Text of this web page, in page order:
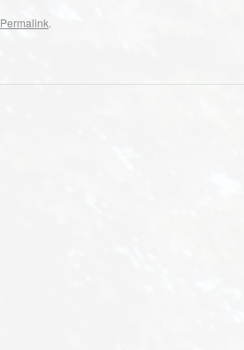
Permalink.